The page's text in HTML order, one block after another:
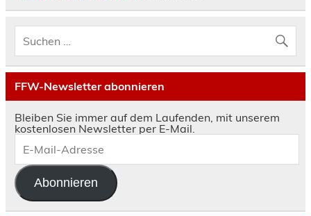
FFW-Newsletter abonnieren
Bleiben Sie immer auf dem Laufenden, mit unserem
kostenlosen Newsletter per E-Mail.
E-
Mail-
Adresse
Abonnieren